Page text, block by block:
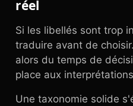
réel
Si les libellés sont trop
traduire avant de
alors du temps de
place aux
Une taxonomie solide